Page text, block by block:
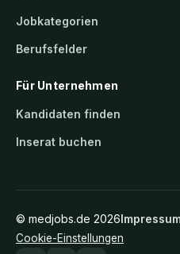
Jobkategorien
Berufsfelder
Für Unternehmen
Kandidaten finden
Inserat buchen
© medjobs.de 2026
Cookie-Einstellungen